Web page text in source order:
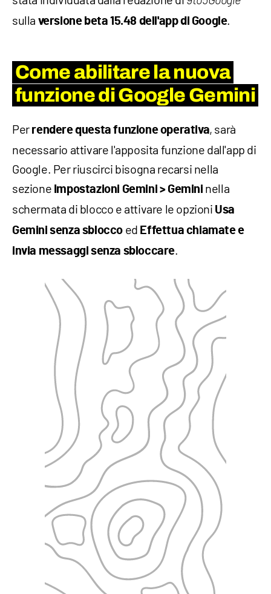
sulla versione beta 15.48 dell'app di Google.
Come abilitare la nuova
funzione di Google Gemini
Per rendere questa funzione operativa, sarà
necessario attivare l'apposita funzione dall'app di
Google. Per riuscirci bisogna recarsi nella
sezione Impostazioni Gemini > Gemini nella
schermata di blocco e attivare le opzioni Usa
Gemini senza sblocco ed Effettua chiamate e
invia messaggi senza sbloccare.